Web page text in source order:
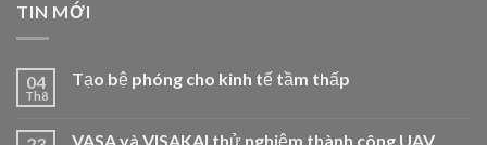
TIN MỚI
04
Th8
Tạo bệ phóng cho kinh tế tầm thấp
VASA và VISAKAI thử nghiệm thành công UAV